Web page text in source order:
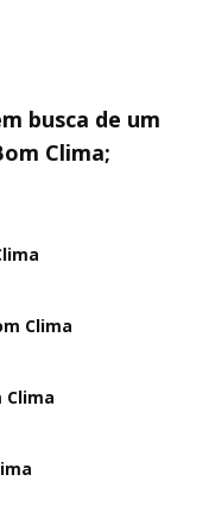
busca de um
Clima;
Clima
Clima